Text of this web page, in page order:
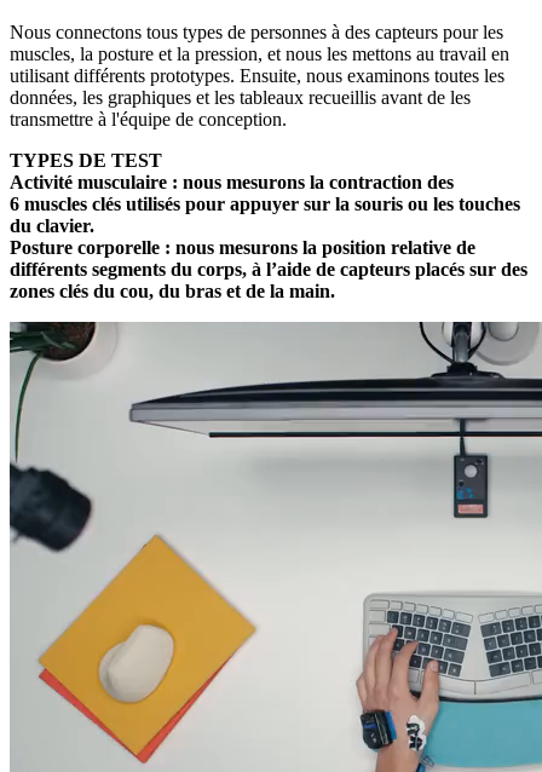
Nous connectons tous types de personnes à des capteurs pour les
muscles, la posture et la pression, et nous les mettons au travail en
utilisant différents prototypes. Ensuite, nous examinons toutes les
données, les graphiques et les tableaux recueillis avant de les
transmettre à l'équipe de conception.
TYPES DE TEST
Activité musculaire : nous mesurons la contraction des
6 muscles clés utilisés pour appuyer sur la souris ou les touches
du clavier.
Posture corporelle : nous mesurons la position relative de
différents segments du corps, à l’aide de capteurs placés sur des
zones clés du cou, du bras et de la main.